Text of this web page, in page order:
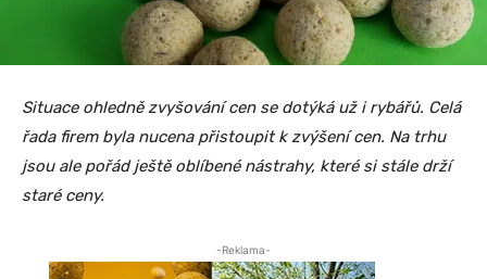
Situace ohledně zvyšování cen se dotýká už i rybářů. Celá
řada firem byla nucena přistoupit k zvýšení cen. Na trhu
jsou ale pořád ještě oblíbené nástrahy, které si stále drží
staré ceny.
-Reklama-